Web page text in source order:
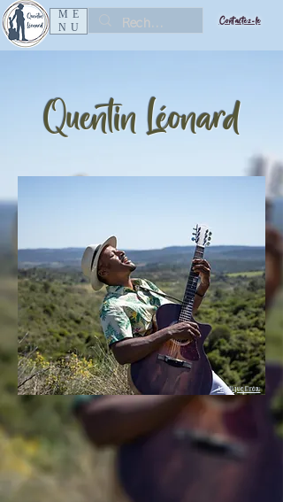
ME
NU
Contactez-le
Quentin Léonard
Angélique Préau